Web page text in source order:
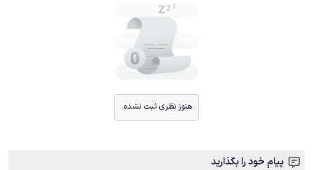
هنوز نظری ثبت نشده.
پیام خود را بگذارید